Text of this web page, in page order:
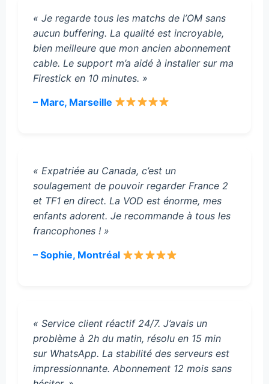
« Je regarde tous les matchs de l’OM sans
aucun buffering. La qualité est incroyable,
bien meilleure que mon ancien abonnement
cable. Le support m’a aidé à installer sur ma
Firestick en 10 minutes. »
– Marc, Marseille
« Expatriée au Canada, c’est un
soulagement de pouvoir regarder France 2
et TF1 en direct. La VOD est énorme, mes
enfants adorent. Je recommande à tous les
francophones ! »
– Sophie, Montréal
« Service client réactif 24/7. J’avais un
problème à 2h du matin, résolu en 15 min
sur WhatsApp. La stabilité des serveurs est
impressionnante. Abonnement 12 mois sans